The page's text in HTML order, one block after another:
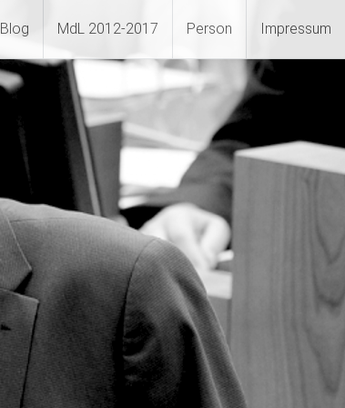
Blog MdL 2012-2017 Person Impressum